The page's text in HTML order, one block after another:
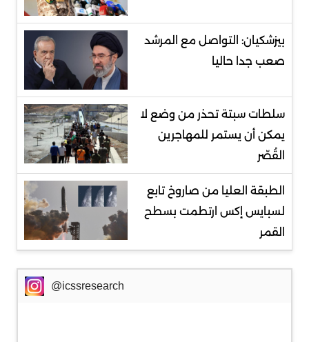
بيزشكيان: التواصل مع المرشد
صعب جدا حاليا
سلطات سبتة تحذر من وضع لا
يمكن أن يستمر للمهاجرين
القُصّر
الطبقة العليا من صاروخ تابع
لسبايس إكس ارتطمت بسطح
القمر
@icssresearch